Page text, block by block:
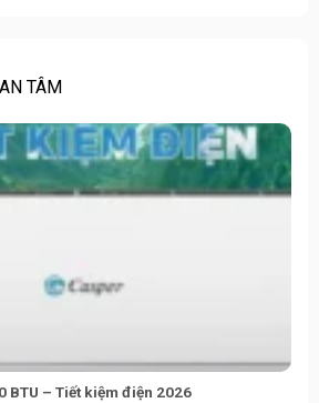
TÂM
BTU – Tiết kiệm điện 2026